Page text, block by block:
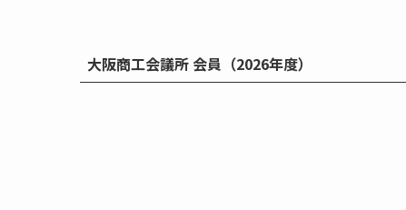
大阪商工会議所 会員（2026年度）